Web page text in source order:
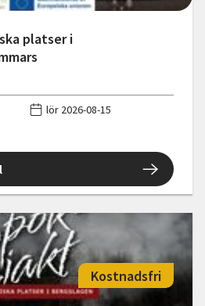
platser i
lör 2026-08-15
Kostnadsfri